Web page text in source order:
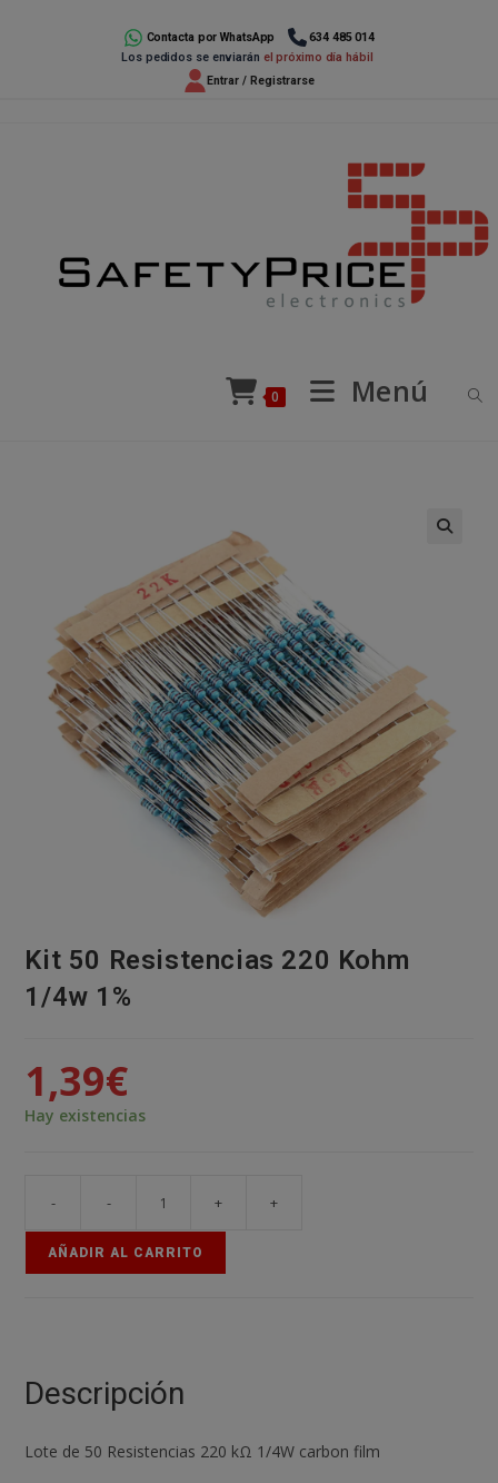
Contacta por WhatsApp
634 485 014
Los pedidos se enviarán el próximo día hábil
Entrar / Registrarse
0 Menú
Kit 50 Resistencias 220 Kohm
1/4w 1%
1,39€
Hay existencias
- - + +
AÑADIR AL CARRITO
Descripción
Lote de 50 Resistencias 220 kΩ 1/4W carbon film